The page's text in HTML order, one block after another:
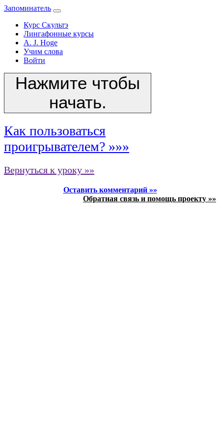
Запоминатель
Курс Скультэ
Лингафонные курсы
A. J. Hoge
Учим слова
Войти
Нажмите чтобы
начать.
Как пользоваться
проигрывателем? »»»
Вернуться к уроку »»
Оставить комментарий »»
Обратная связь и помощь проекту »»